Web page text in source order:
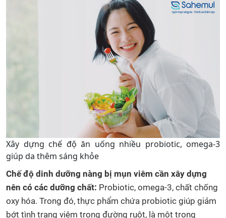
Xây dựng chế độ ăn uống nhiều probiotic, omega-3
giúp da thêm sáng khỏe
Chế độ dinh dưỡng nàng bị mụn viêm cần xây dựng
nên có các dưỡng chất: Probiotic, omega-3, chất chống
oxy hóa. Trong đó, thực phẩm chứa probiotic giúp giảm
bớt tình trạng viêm trong đường ruột, là một trong